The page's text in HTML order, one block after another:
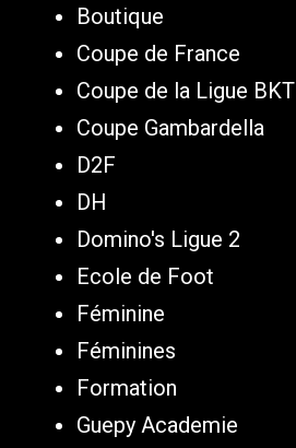
Boutique
Coupe de France
Coupe de la Ligue BKT
Coupe Gambardella
D2F
DH
Domino's Ligue 2
Ecole de Foot
Féminine
Féminines
Formation
Guepy Academie